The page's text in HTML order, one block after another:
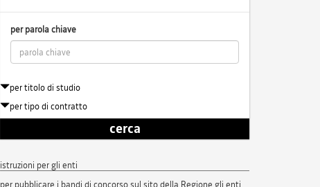
per parola chiave
per titolo di studio
per tipo di contratto
cerca
istruzioni per gli enti
per pubblicare i bandi di concorso sul sito della Regione gli enti